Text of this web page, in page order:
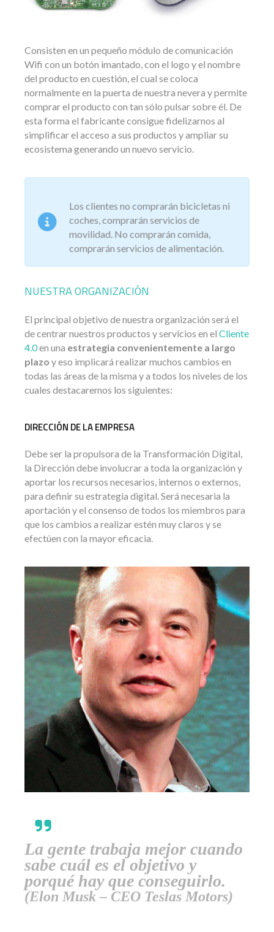
Consisten en un pequeño módulo de comunicación
Wifi con un botón imantado, con el logo y el nombre
del producto en cuestión, el cual se coloca
normalmente en la puerta de nuestra nevera y permite
comprar el producto con tan sólo pulsar sobre él. De
esta forma el fabricante consigue fidelizarnos al
simplificar el acceso a sus productos y ampliar su
ecosistema generando un nuevo servicio.
Los clientes no comprarán bicicletas ni
coches, comprarán servicios de
movilidad. No comprarán comida,
comprarán servicios de alimentación.
NUESTRA ORGANIZACIÓN
El principal objetivo de nuestra organización será el
de centrar nuestros productos y servicios en el Cliente
4.0en una estrategia convenientemente a largo
plazo y eso implicará realizar muchos cambios en
todas las áreas de la misma y a todos los niveles de los
cuales destacaremos los siguientes:
DIRECCIÓN DE LA EMPRESA
Debe ser la propulsora de la Transformación Digital,
la Dirección debe involucrar a toda la organización y
aportar los recursos necesarios, internos o externos,
para definir su estrategia digital. Será necesaria la
aportación y el consenso de todos los miembros para
que los cambios a realizar estén muy claros y se
efectúen con la mayor eficacia.
La gente trabaja mejor cuando
sabe cuál es el objetivo y
porqué hay que conseguirlo.
(Elon Musk – CEO Teslas Motors)